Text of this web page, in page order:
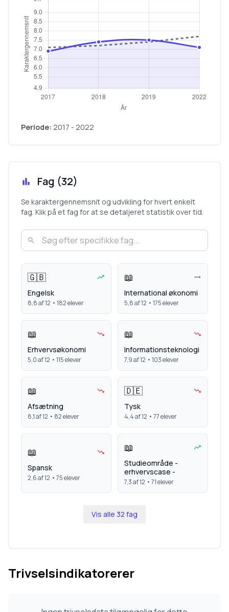
Periode: 2017 - 2022
Fag (32)
Se karaktergennemsnit og udvikling for hvert enkelt
fag. Klik på et fag for at se detaljeret statistik over tid.
🇬🇧
Engelsk
8,8af 12 • 182elever
📖
International økonomi
5,8af 12 • 175elever
📖
Erhvervsøkonomi
5,0af 12 • 115elever
📖
Informationsteknologi
7,9af 12 • 103elever
📖
Afsætning
8,1af 12 • 82elever
🇩🇪
Tysk
4,4af 12 • 77elever
📖
Spansk
2,6af 12 • 75elever
📖
Studieområde -
erhvervscase -
7,3af 12 • 71elever
Vis alle 32 fag
Trivselsindikatorerer